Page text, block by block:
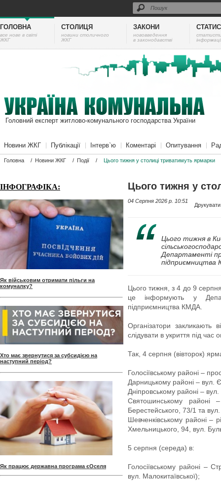
ГОЛОВНА
все нове в світі
ЖКГ
СТОЛИЦЯ
новини столичного
ЖКГ
ЗАКОНИ
нововведення
в законодавстві
Головний експерт житлово-комунального господарства України
Новини ЖКГ Публікації Інтерв`ю Коментарі Опитування
Головна / Новини ЖКГ / Події / Цього тижня у столиці триватимуть ярмарки
ІНФОГРАФІКА:
Як військовим отримати пільги на
комуналку?
Хто має звернутися за субсидією на
наступний період?
Як працює державна програма єОселя
Цього тижня у
04 Серпня 2026 p. 10:51
Друкувати
Цього тижня в
Департаменті
підприємництва
Цього тижня, з 4 до 9
це інформують у
підприємництва КМДА.
Організатори закликають
слідувати в укриття під час
Так, 4 серпня (вівторок)
Голосіївському районі –
Дарницькому районі – вул.
Дніпровському районі –
Святошинському
Берестейського, 73/1 та
Шевченківському районі –
Хмельницького, 94, вул.
5 серпня (середа) в:
Голосіївському районі –
вул. Малокитаївської);